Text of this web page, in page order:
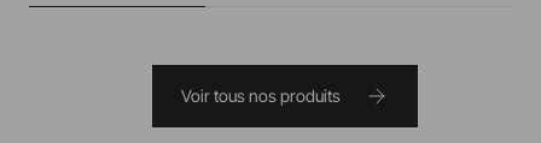
Voir tous nos produits